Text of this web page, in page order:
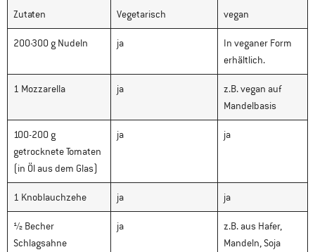
Zutaten Vegetarisch vegan
200-300 g Nudeln ja
In veganer Form
erhältlich.
1 Mozzarella ja
z.B. vegan auf
Mandelbasis
100-200 g
getrocknete Tomaten
(in Öl aus dem Glas)
ja ja
1 Knoblauchzehe ja ja
½ Becher
Schlagsahne
ja
z.B. aus Hafer,
Mandeln, Soja